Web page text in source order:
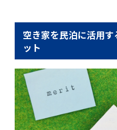
空き家を民泊に活用
ット